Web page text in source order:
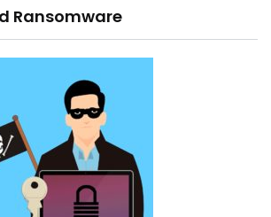
Ransomware